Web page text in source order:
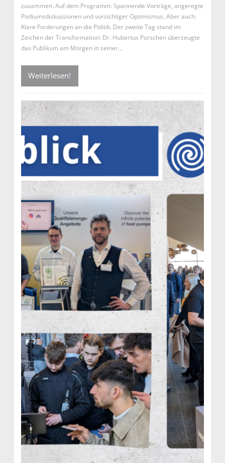
zusammen. Auf dem Programm: Spannende Vorträge, angeregte
Podiumsdiskussionen und vorsichtiger Optimismus. Aber auch:
Klare Forderungen an die Politik. Der zweite Tag stand im
Zeichen der Transformation: Dr. Hubertus Porschen überzeugte
das Publikum am Morgen in seiner…
Weiterlesen!